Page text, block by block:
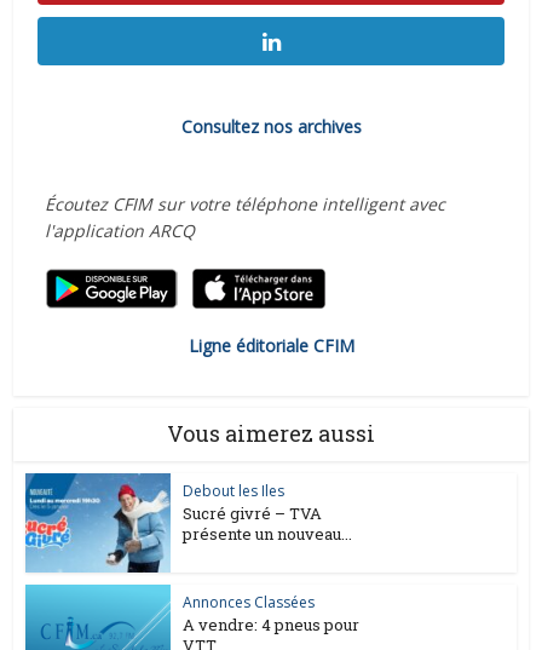
Consultez nos archives
Écoutez CFIM sur votre téléphone intelligent avec
l'application ARCQ
Ligne éditoriale CFIM
Vous aimerez aussi
Debout les Iles
Sucré givré – TVA
présente un nouveau...
Annonces Classées
A vendre: 4 pneus pour
VTT